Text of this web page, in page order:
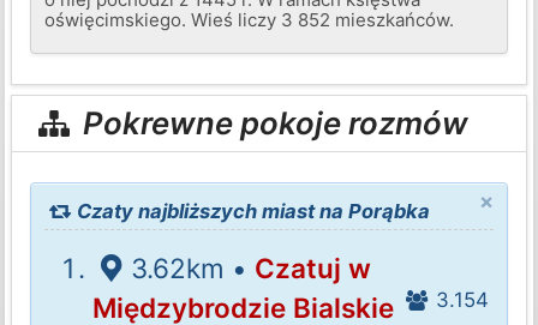
oświęcimskiego. Wieś liczy 3 852 mieszkańców.
Pokrewne pokoje rozmów
×
Czaty najbliższych miast na Porąbka
3.62km • Czatuj w
Międzybrodzie Bialskie
3.154